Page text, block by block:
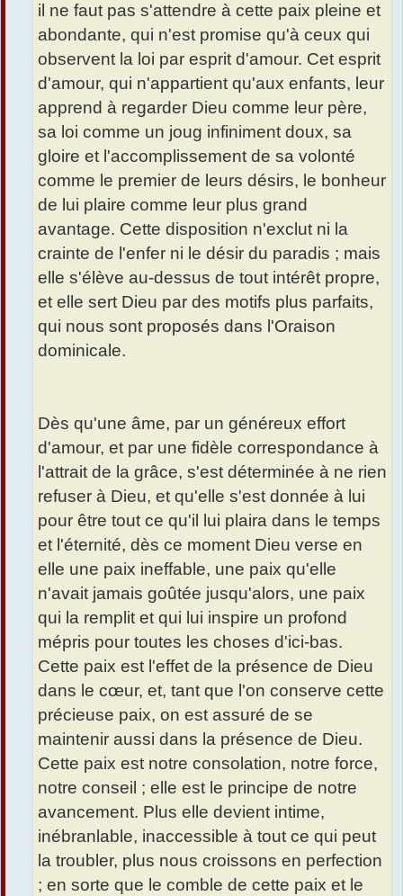
il ne faut pas s'attendre à cette paix pleine et
abondante, qui n'est promise qu'à ceux qui
observent la loi par esprit d'amour. Cet esprit
d'amour, qui n'appartient qu'aux enfants, leur
apprend à regarder Dieu comme leur père,
sa loi comme un joug infiniment doux, sa
gloire et l'accomplissement de sa volonté
comme le premier de leurs désirs, le bonheur
de lui plaire comme leur plus grand
avantage. Cette disposition n'exclut ni la
crainte de l'enfer ni le désir du paradis ; mais
elle s'élève au-dessus de tout intérêt propre,
et elle sert Dieu par des motifs plus parfaits,
qui nous sont proposés dans l'Oraison
dominicale.
Dès qu'une âme, par un généreux effort
d'amour, et par une fidèle correspondance à
l'attrait de la grâce, s'est déterminée à ne rien
refuser à Dieu, et qu'elle s'est donnée à lui
pour être tout ce qu'il lui plaira dans le temps
et l'éternité, dès ce moment Dieu verse en
elle une paix ineffable, une paix qu'elle
n'avait jamais goûtée jusqu'alors, une paix
qui la remplit et qui lui inspire un profond
mépris pour toutes les choses d'ici-bas.
Cette paix est l'effet de la présence de Dieu
dans le cœur, et, tant que l'on conserve cette
précieuse paix, on est assuré de se
maintenir aussi dans la présence de Dieu.
Cette paix est notre consolation, notre force,
notre conseil ; elle est le principe de notre
avancement. Plus elle devient intime,
inébranlable, inaccessible à tout ce qui peut
la troubler, plus nous croissons en perfection
; en sorte que le comble de cette paix et le